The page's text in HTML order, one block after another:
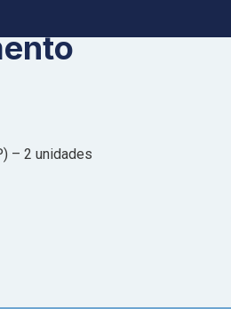
– 2 unidades